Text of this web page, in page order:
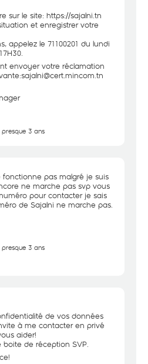
sur le site: https://sajalni.tn
et enregistrer votre
appelez le 71100201 du lundi
envoyer votre réclamation
3 ans
pas malgré je suis
ne marche pas svp vous
pour contacter je sais
de Sajalni ne marche pas.
3 ans
de vos données
à me contacter en privé
aider!
boite de réception SVP.